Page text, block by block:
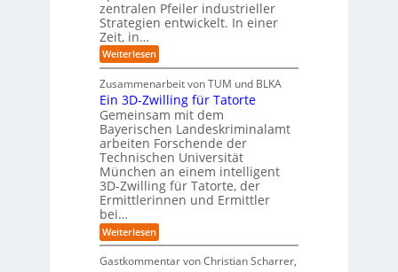
o
p
i
s
c
h
e
n
R
o
u
t
e
-
H
e
e
s
u
b
e
r
e
D
a
t
e
n
K
I
-
r
o
j
e
e
p
r
t
S
i
n
k
e
n
d
e
s
C
b
e
r
r
zentralen Pfeiler industrieller
Strategien entwickelt. In einer
Zeit, in…
Weiterlesen:
E
n
z
w
e
i
t
e
s
L
e
e
n
ü
Zusammenarbeit von TUM und BLKA
Ein 3D-Zwilling für Tatorte
Gemeinsam mit dem
Bayerischen Landeskriminalamt
arbeiten Forschende der
Technischen Universität
München an einem intelligent
3D-Zwilling für Tatorte, der
Ermittlerinnen und Ermittler
bei…
Weiterlesen:
E
n
Gastkommentar von Christian Scharrer,